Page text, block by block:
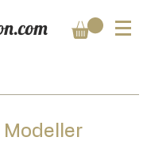
Modeller